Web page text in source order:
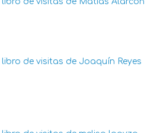
libro de visitas de Joaquín Reyes